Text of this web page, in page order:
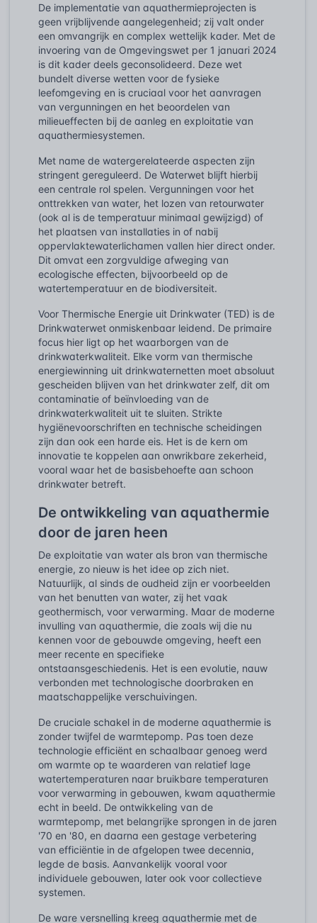
De implementatie van aquathermieprojecten is
geen vrijblijvende aangelegenheid; zij valt onder
een omvangrijk en complex wettelijk kader. Met de
invoering van de Omgevingswet per 1 januari 2024
is dit kader deels geconsolideerd. Deze wet
bundelt diverse wetten voor de fysieke
leefomgeving en is cruciaal voor het aanvragen
van vergunningen en het beoordelen van
milieueffecten bij de aanleg en exploitatie van
aquathermiesystemen.
Met name de watergerelateerde aspecten zijn
stringent gereguleerd. De Waterwet blijft hierbij
een centrale rol spelen. Vergunningen voor het
onttrekken van water, het lozen van retourwater
(ook al is de temperatuur minimaal gewijzigd) of
het plaatsen van installaties in of nabij
oppervlaktewaterlichamen vallen hier direct onder.
Dit omvat een zorgvuldige afweging van
ecologische effecten, bijvoorbeeld op de
watertemperatuur en de biodiversiteit.
Voor Thermische Energie uit Drinkwater (TED) is de
Drinkwaterwet onmiskenbaar leidend. De primaire
focus hier ligt op het waarborgen van de
drinkwaterkwaliteit. Elke vorm van thermische
energiewinning uit drinkwaternetten moet absoluut
gescheiden blijven van het drinkwater zelf, dit om
contaminatie of beïnvloeding van de
drinkwaterkwaliteit uit te sluiten. Strikte
hygiënevoorschriften en technische scheidingen
zijn dan ook een harde eis. Het is de kern om
innovatie te koppelen aan onwrikbare zekerheid,
vooral waar het de basisbehoefte aan schoon
drinkwater betreft.
De ontwikkeling van aquathermie
door de jaren heen
De exploitatie van water als bron van thermische
energie, zo nieuw is het idee op zich niet.
Natuurlijk, al sinds de oudheid zijn er voorbeelden
van het benutten van water, zij het vaak
geothermisch, voor verwarming. Maar de moderne
invulling van aquathermie, die zoals wij die nu
kennen voor de gebouwde omgeving, heeft een
meer recente en specifieke
ontstaansgeschiedenis. Het is een evolutie, nauw
verbonden met technologische doorbraken en
maatschappelijke verschuivingen.
De cruciale schakel in de moderne aquathermie is
zonder twijfel de warmtepomp. Pas toen deze
technologie efficiënt en schaalbaar genoeg werd
om warmte op te waarderen van relatief lage
watertemperaturen naar bruikbare temperaturen
voor verwarming in gebouwen, kwam aquathermie
echt in beeld. De ontwikkeling van de
warmtepomp, met belangrijke sprongen in de jaren
'70 en '80, en daarna een gestage verbetering
van efficiëntie in de afgelopen twee decennia,
legde de basis. Aanvankelijk vooral voor
individuele gebouwen, later ook voor collectieve
systemen.
De ware versnelling kreeg aquathermie met de